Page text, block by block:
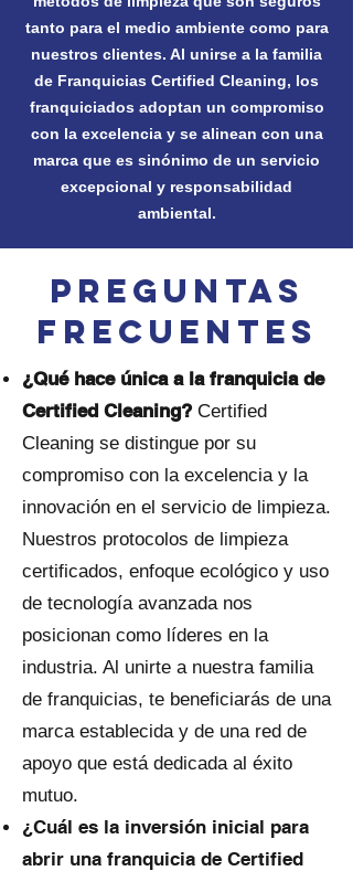
tanto para el medio ambiente como para
nuestros clientes. Al unirse a la familia
de Franquicias Certified Cleaning, los
franquiciados adoptan un compromiso
con la excelencia y se alinean con una
marca que es sinónimo de un servicio
excepcional y responsabilidad
ambiental.
PREGUNTAS
FRECUENTES
¿Qué hace única a la franquicia de
Certified Cleaning? Certified
Cleaning se distingue por su
compromiso con la excelencia y la
innovación en el servicio de limpieza.
Nuestros protocolos de limpieza
certificados, enfoque ecológico y uso
de tecnología avanzada nos
posicionan como líderes en la
industria. Al unirte a nuestra familia
de franquicias, te beneficiarás de una
marca establecida y de una red de
apoyo que está dedicada al éxito
mutuo.
¿Cuál es la inversión inicial para
abrir una franquicia de Certified